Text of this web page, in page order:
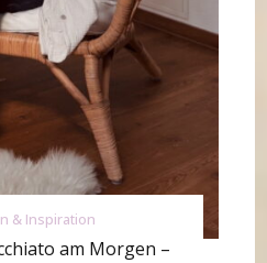
& Inspiration
am Morgen –